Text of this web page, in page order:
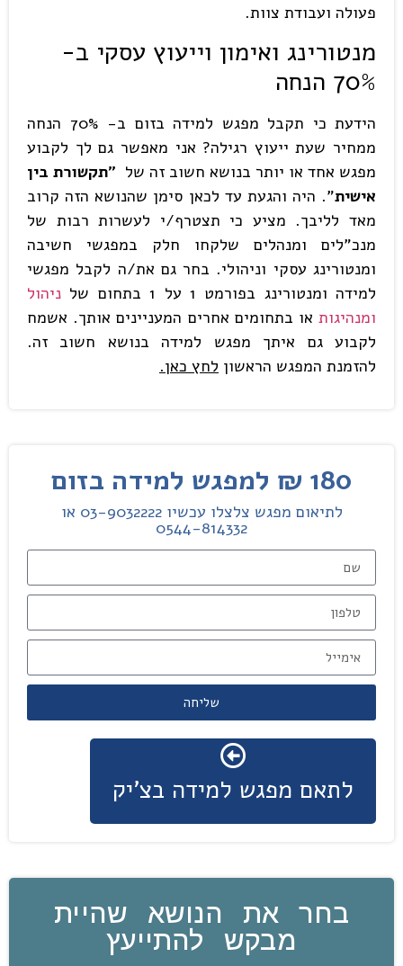
פעולה ועבודת צוות.
מנטורינג ואימון וייעוץ עסקי ב-
70% הנחה
הידעת כי תקבל מפגש למידה בזום ב- 70% הנחה
ממחיר שעת ייעוץ רגילה? אני מאפשר גם לך לקבוע
מפגש אחד או יותר בנושא חשוב זה של "תקשורת בין
אישית". היה והגעת עד לכאן סימן שהנושא הזה קרוב
מאד לליבך. מציע כי תצטרף/י לעשרות רבות של
מנכ"לים ומנהלים שלקחו חלק במפגשי חשיבה
ומנטורינג עסקי וניהולי. בחר גם את/ה לקבל מפגשי
למידה ומנטורינג בפורמט 1 על 1 בתחום של
ניהול
ומנהיגות או בתחומים אחרים המעניינים אותך. אשמח
לקבוע גם איתך מפגש למידה בנושא חשוב זה.
להזמנת המפגש הראשון לחץ כאן.
180 ₪ למפגש למידה בזום
לתיאום מפגש צלצלו עכשיו 03-9032222 או
0544-814332
שליחה
לתאם מפגש למידה בצ'יק
בחר את הנושא שהיית
מבקש להתייעץ